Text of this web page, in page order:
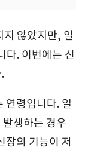
지 않았지만, 일
다. 이번에는 신
연령입니다. 일
생하는 경우
장의 기능이 저